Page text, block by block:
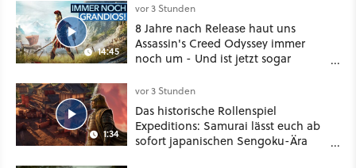
14:45
vor 3 Stunden
8 Jahre nach Release haut uns
Assassin's Creed Odyssey immer
noch um - Und ist jetzt sogar
1:34
vor 3 Stunden
Das historische Rollenspiel
Expeditions: Samurai lässt euch ab
sofort japanischen Sengoku-Ära